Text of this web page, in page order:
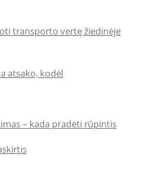
transporto vertę žiedinėje
atsako, kodėl
– kada pradėti rūpintis